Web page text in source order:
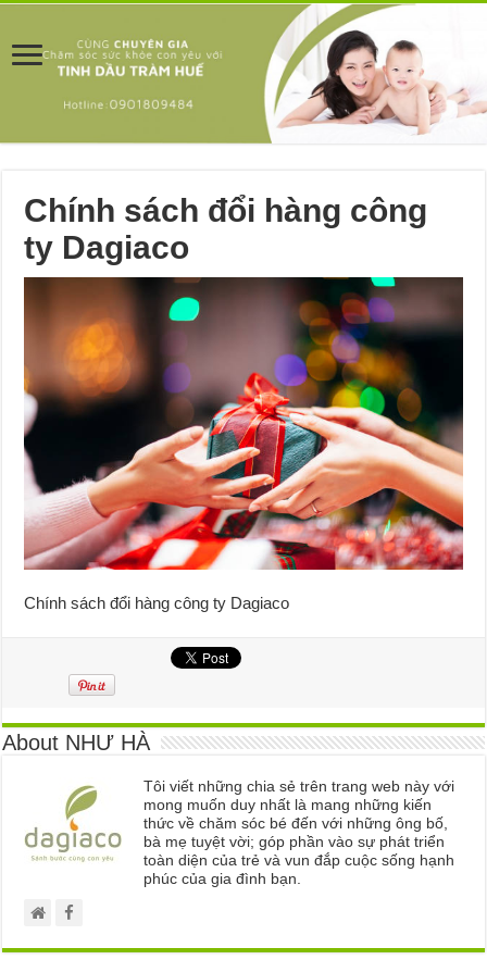
Chính sách đổi hàng công
ty Dagiaco
Chính sách đổi hàng công ty Dagiaco
About NHƯ HÀ
Tôi viết những chia sẻ trên trang web này với
mong muốn duy nhất là mang những kiến
thức về chăm sóc bé đến với những ông bố,
bà mẹ tuyệt vời; góp phần vào sự phát triển
toàn diện của trẻ và vun đắp cuộc sống hạnh
phúc của gia đình bạn.